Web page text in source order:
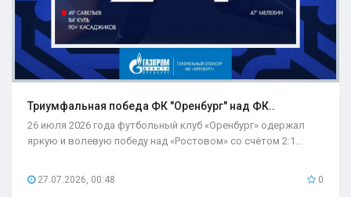
Триумфальная победа ФК "Оренбург" над ФК..
26 июля 2026 года футбольный клуб «Оренбург» одержал
яркую и волевую победу над «Ростовом» со счётом 2:1...
27.07.2026, 00:48 0